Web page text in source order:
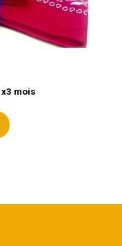
x3 mois